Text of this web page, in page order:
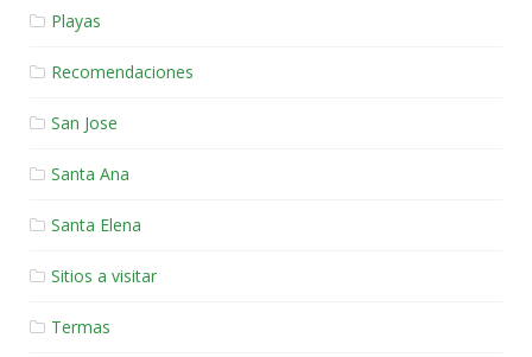
Playas
Recomendaciones
San Jose
Santa Ana
Santa Elena
Sitios a visitar
Termas